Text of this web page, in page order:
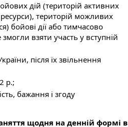
дій (територій активних
територій можливих
бойові дії або тимчасово
взяти участь у вступній
після їх звільнення
р.;
бажання і згоду
щодня на денній формі в